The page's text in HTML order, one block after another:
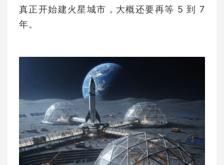
真正开始建火星城市，大概还要再等 5 到 7
年。